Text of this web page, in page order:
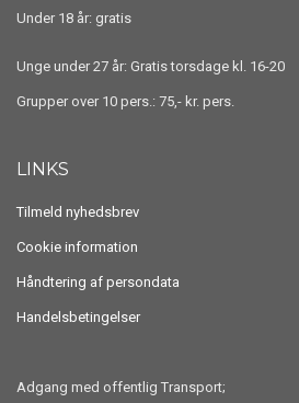
Under 18 år: gratis
Unge under 27 år: Gratis torsdage kl. 16-20
Grupper over 10 pers.: 75,- kr. pers.
LINKS
Tilmeld nyhedsbrev
Cookie information
Håndtering af persondata
Handelsbetingelser
Adgang med offentlig Transport;